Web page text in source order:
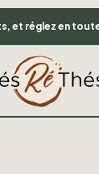
et réglez en